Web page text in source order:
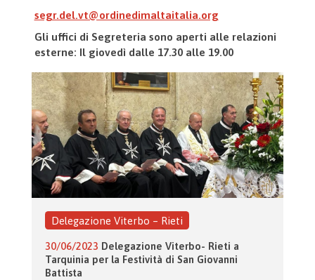
segr.del.vt@ordinedimaltaitalia.org
Gli uffici di Segreteria sono aperti alle relazioni
esterne: Il giovedì dalle 17.30 alle 19.00
Delegazione Viterbo – Rieti
30/06/2023 Delegazione Viterbo- Rieti a
Tarquinia per la Festività di San Giovanni
Battista